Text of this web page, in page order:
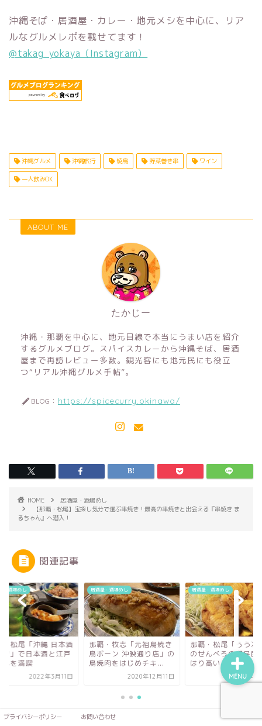
沖縄そば・居酒屋・カレー・地元メシを中心に、リア
ルなグルメレポを載せてます！
@takag_yokaya（Instagram）
沖縄グルメ 沖縄旅行 焼鳥 野菜巻き串 ワイン
一人飲みOK
ABOUT ME
たかじー
沖縄・那覇を中心に、地元目線で本当にうまい店を紹介
するグルメブログ。スパイスカレーから沖縄そば、居酒
屋まで再訪レビュー多数。観光客にも地元民にも役立
つ“リアル沖縄グルメ手帖”。
BLOG： https://spicecurry.okinawa/
HOME
居酒屋・酒場めし
【那覇・松尾】宝探し気分で選ぶ串焼き！最高の串焼きと出会える『串焼き ま
るちゃん』へ潜入！
関連記事
屋・酒場めし
・牧志「元祖鳥焼き
ーン 沖映通り店」の
肉をはじめチキ...
2020年12月11日
居酒屋・酒場めし
那覇・松尾「らう次郎」
のせんべろの満足度はや
はり高い
2021年1月21日
居酒屋・酒場めし
那覇・松尾「沖縄
青二才」で日本酒
おでんを満喫
2022年3
プライバシーポリシー お問い合わせ
MENU
沖縄そば
居酒屋・酒場めし
スパイスカレー
寿司・和食
沖縄本島中部グルメ
沖縄市
沖縄本島北部グルメ